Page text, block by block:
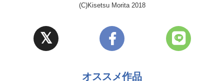
(C)Kisetsu Morita 2018
オススメ作品